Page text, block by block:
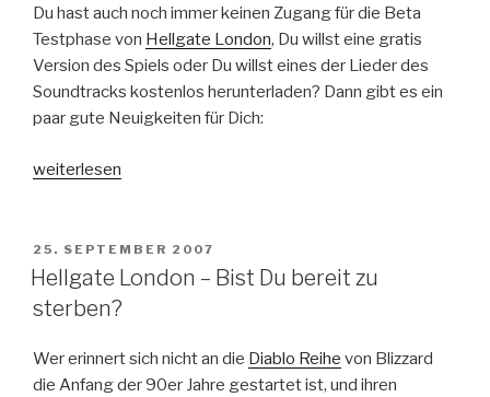
Band
1
Exodus“
Du hast auch noch immer keinen Zugang für die Beta
Testphase von Hellgate London, Du willst eine gratis
Version des Spiels oder Du willst eines der Lieder des
Soundtracks kostenlos herunterladen? Dann gibt es ein
paar gute Neuigkeiten für Dich:
„Hellgate
Beta
Testphase“
weiterlesen
VERÖFFENTLICHT
AM
25. SEPTEMBER 2007
Hellgate London – Bist Du bereit zu
sterben?
Wer erinnert sich nicht an die Diablo Reihe von Blizzard
die Anfang der 90er Jahre gestartet ist, und ihren